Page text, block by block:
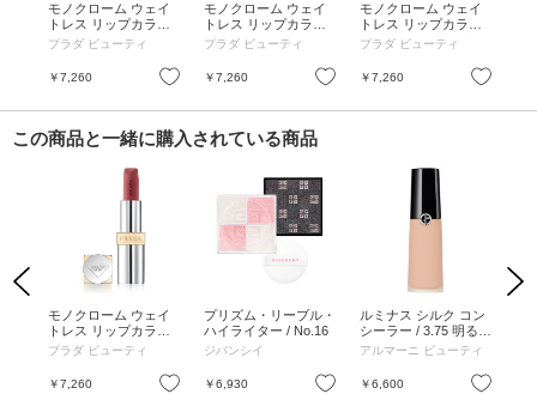
お気に入り
モノクローム ウェイ
トレス リップカラー
(スムース ナイロン) /
ナカラ
プラダ ビューティ
￥7,260 お気に入り
モノクローム ウェイ
トレス リップカラー
(スムース ナイロン) /
ッカー
プラダ ビューティ
￥7,260 お気に入り
モノクローム ウェイ
トレス リップカラー
(マット レザー) / 本体
ス
プラダ ビューティ
￥7,260
この商品と一緒に購入されている商品
Previous
お気に入り
モノクローム ウェイ
トレス リップカラー
(マット レザー) / 本体
ナ
プラダ ビューティ
￥7,260 お気に入り
プリズム・リーブル・
ハイライター / No.16
ジバンシイ
￥6,930 お気に入り
ルミナス シルク コン
シーラー / 3.75 明るめ
のピンクベージュ / 12
アルマーニ ビューティ
￥6,600
Next